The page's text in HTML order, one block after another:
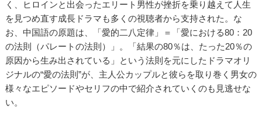
く、ヒロインと出会ったエリート男性が挫折を乗り越えて人生
を見つめ直す成長ドラマも多くの視聴者から支持された。な
お、中国語の原題は、「愛的二八定律」＝「愛における80：20
の法則（パレートの法則）」。「結果の80％は、たった20％の
原因から生み出されている」という法則を元にしたドラマオリ
ジナルの“愛の法則”が、主人公カップルと彼らを取り巻く男女の
様々なエピソードやセリフの中で紹介されていくのも見逃せな
い。